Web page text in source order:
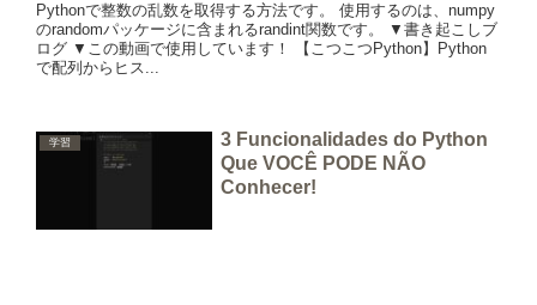
Pythonで整数の乱数を取得する方法です。 使用するのは、numpy
のrandomパッケージに含まれるrandint関数です。 ▼書き起こしブ
ログ ▼この動画で使用しています！ 【こつこつPython】Python
で配列からヒス...
学習
3 Funcionalidades do Python
Que VOCÊ PODE NÃO
Conhecer!